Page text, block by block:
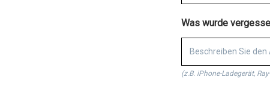
Was wurde
Beschreiben Sie den
(z.B. iPhone-Ladegerät,